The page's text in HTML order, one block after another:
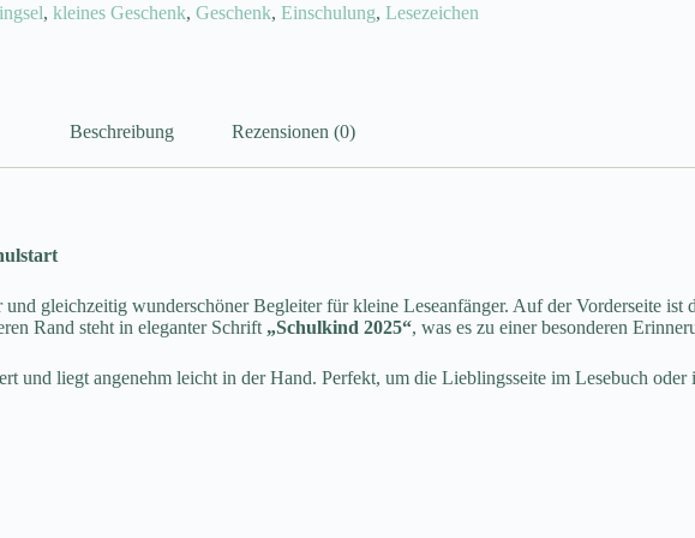
, kleines Geschenk, Geschenk, Einschulung, Lesezeichen
Beschreibung Rezensionen (0)
gleichzeitig wunderschöner Begleiter für kleine Leseanfänger. Auf der Vorderseite
Rand steht in eleganter Schrift „Schulkind 2025“, was es zu einer besonderen
und liegt angenehm leicht in der Hand. Perfekt, um die Lieblingsseite im Lesebuch